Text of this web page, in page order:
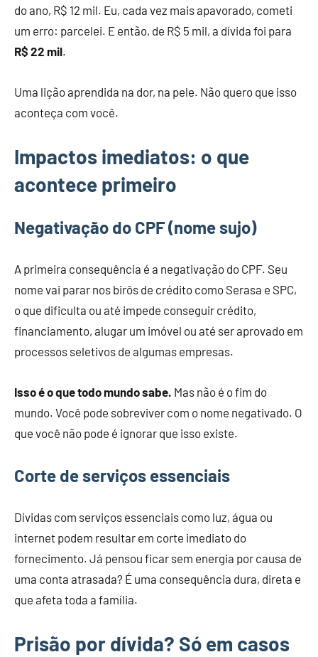
do ano, R$ 12 mil. Eu, cada vez mais apavorado, cometi
um erro: parcelei. E então, de R$ 5 mil, a dívida foi para
R$ 22 mil.
Uma lição aprendida na dor, na pele. Não quero que isso
aconteça com você.
Impactos imediatos: o que
acontece primeiro
Negativação do CPF (nome sujo)
A primeira consequência é a negativação do CPF. Seu
nome vai parar nos birôs de crédito como Serasa e SPC,
o que dificulta ou até impede conseguir crédito,
financiamento, alugar um imóvel ou até ser aprovado em
processos seletivos de algumas empresas.
Isso é o que todo mundo sabe. Mas não é o fim do
mundo. Você pode sobreviver com o nome negativado. O
que você não pode é ignorar que isso existe.
Corte de serviços essenciais
Dívidas com serviços essenciais como luz, água ou
internet podem resultar em corte imediato do
fornecimento. Já pensou ficar sem energia por causa de
uma conta atrasada? É uma consequência dura, direta e
que afeta toda a família.
Prisão por dívida? Só em casos